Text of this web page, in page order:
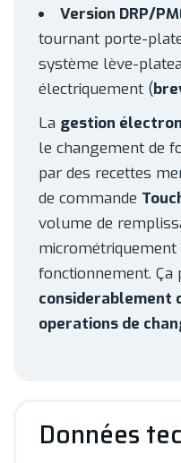
Version DRP/
tournant porte-
système lève-
électriquement (
La gestion
le changement de
par des recettes
de commande
volume de
micrométriquement
fonctionnement. Ça
considerablement
operations de
Données